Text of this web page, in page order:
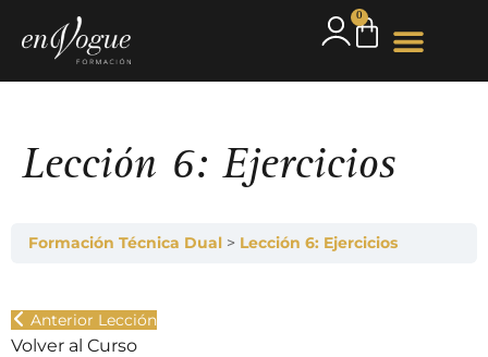
0
Lección 6: Ejercicios
Formación Técnica Dual Lección 6: Ejercicios
Anterior Lección
Volver al Curso